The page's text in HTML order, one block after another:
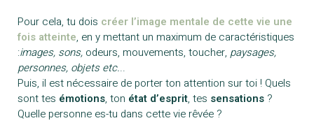
Pour cela, tu dois créer l’image mentale de cette vie une
fois atteinte, en y mettant un maximum de caractéristiques
:images, sons, odeurs, mouvements, toucher, paysages,
personnes, objets etc...
Puis, il est nécessaire de porter ton attention sur toi ! Quels
sont tes émotions, ton état d’esprit, tes sensations ?
Quelle personne es-tu dans cette vie rêvée ?